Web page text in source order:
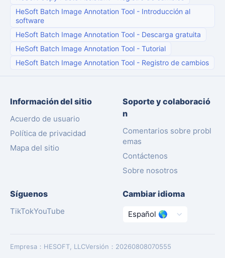
HeSoft Batch Image Annotation Tool - Introducción al
software
HeSoft Batch Image Annotation Tool - Descarga gratuita
HeSoft Batch Image Annotation Tool - Tutorial
HeSoft Batch Image Annotation Tool - Registro de cambios
Información del sitio
Acuerdo de usuario
Política de privacidad
Mapa del sitio
Soporte y colaboració
n
Comentarios sobre probl
emas
Contáctenos
Sobre nosotros
Síguenos
TikTokYouTube
Cambiar idioma
Empresa ： HESOFT, LLCVersión ： 20260808070555